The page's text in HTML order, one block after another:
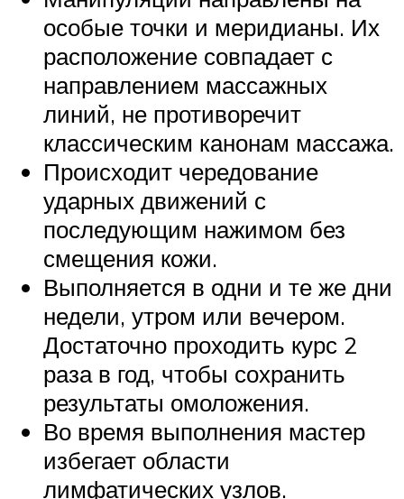
особые точки и меридианы. Их
расположение совпадает с
направлением массажных
линий, не противоречит
классическим канонам массажа.
Происходит чередование
ударных движений с
последующим нажимом без
смещения кожи.
Выполняется в одни и те же дни
недели, утром или вечером.
Достаточно проходить курс 2
раза в год, чтобы сохранить
результаты омоложения.
Во время выполнения мастер
избегает области
лимфатических узлов.